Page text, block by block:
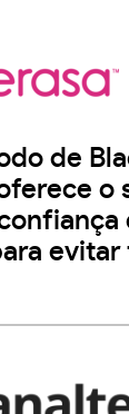
de
o
evitar